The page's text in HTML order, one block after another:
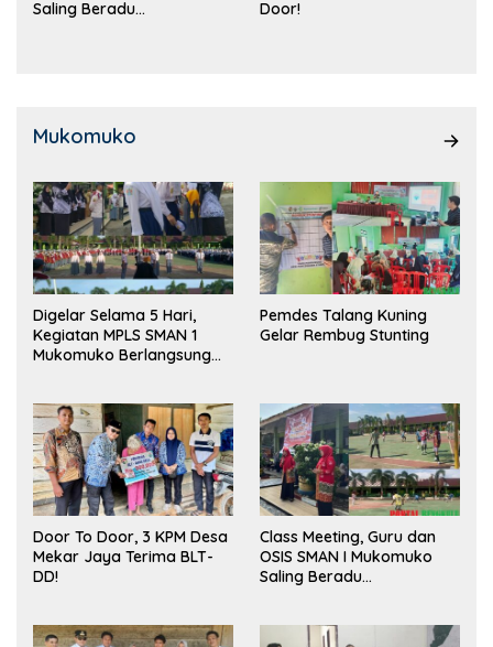
Saling Beradu
Door!
Mukomuko
Digelar Selama 5 Hari,
Kegiatan MPLS SMAN 1
Mukomuko Berlangsung
Pemdes Talang Kuning
Gelar Rembug Stunting
Door To Door, 3 KPM Desa
Mekar Jaya Terima BLT-
DD!
Class Meeting, Guru dan
OSIS SMAN I Mukomuko
Saling Beradu